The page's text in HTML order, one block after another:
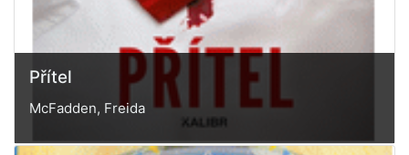
Přítel
McFadden, Freida